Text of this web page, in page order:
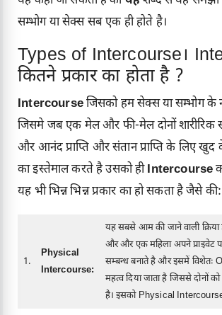
सम्भोग या सेक्स सब एक ही होते है।
Types of Intercourse।
कितने प्रकार का होता है ?
Intercourseजिसको हम सेक्स या सम्भोग के
जिसमे जब एक मेल और फी-मेल दोनों शारीरिक
और आनंद प्राप्ति और संतान प्राप्ति के लिए खुद के
का इस्तेमाल करते है उसको हीIntercourse
यह भी भिन्न भिन्न प्रकार का हो सकता है जैसे की:
1.
Physical
Intercourse:
यह सबसे आम की जाने वाली
और और एक महिला अपने प्राइवेट
सम्बन्ध बनाते है और इसमें विशेतः
महत्व दिया जाता है जिससे दोनों को
है। इसको Physical Intercourse